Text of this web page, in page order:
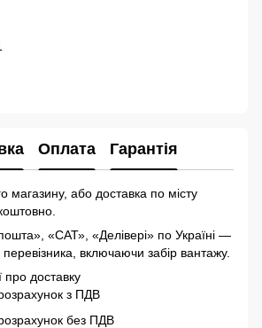
Оплата Гарантія
магазину, або доставка по місту
«САТ», «Делівері» по Україні —
включаючи забір вантажу.
про доставку
з ПДВ
без ПДВ